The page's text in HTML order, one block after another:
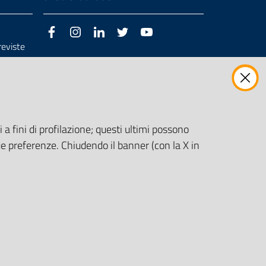
CE
FacebookInstagramLinkedIn Twitter
fini di profilazione; questi ultimi possono
preferenze. Chiudendo il banner (con la X in